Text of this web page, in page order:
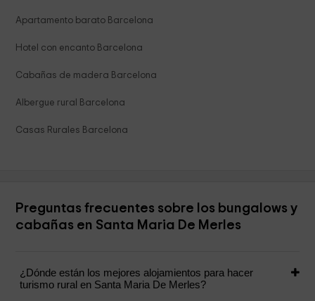
Apartamento barato Barcelona
Hotel con encanto Barcelona
Cabañas de madera Barcelona
Albergue rural Barcelona
Casas Rurales Barcelona
Preguntas frecuentes sobre los bungalows y
cabañas en Santa Maria De Merles
¿Dónde están los mejores alojamientos para hacer
turismo rural en Santa Maria De Merles?